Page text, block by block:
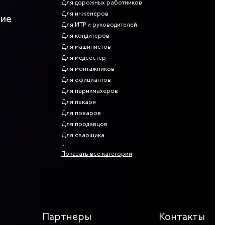
которые могли бы зацепиться за что-то и
загрязнений, механических воздействий, влаги.
Отдельно стоит отметить сигнальные плащи,
соответствует полностью. Согласно ГОСТу
горизонтально охватывающих торс и руки на том же
и курткой, но также удобны модели с полукомбинезонами.
Для дорожных работников
Для инженеров
Для ИТР и руководителей
Для кондитеров
Для машинистов
Для медсестер
Для монтажников
Для официантов
Для парикмахеров
Для пекаря
Для поваров
Для продавцов
Для сварщика
Показать все категории
Партнеры Контакты